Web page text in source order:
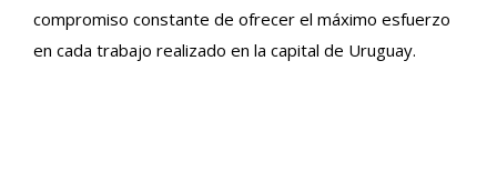
compromiso constante de ofrecer el máximo esfuerzo
en cada trabajo realizado en la capital de Uruguay.